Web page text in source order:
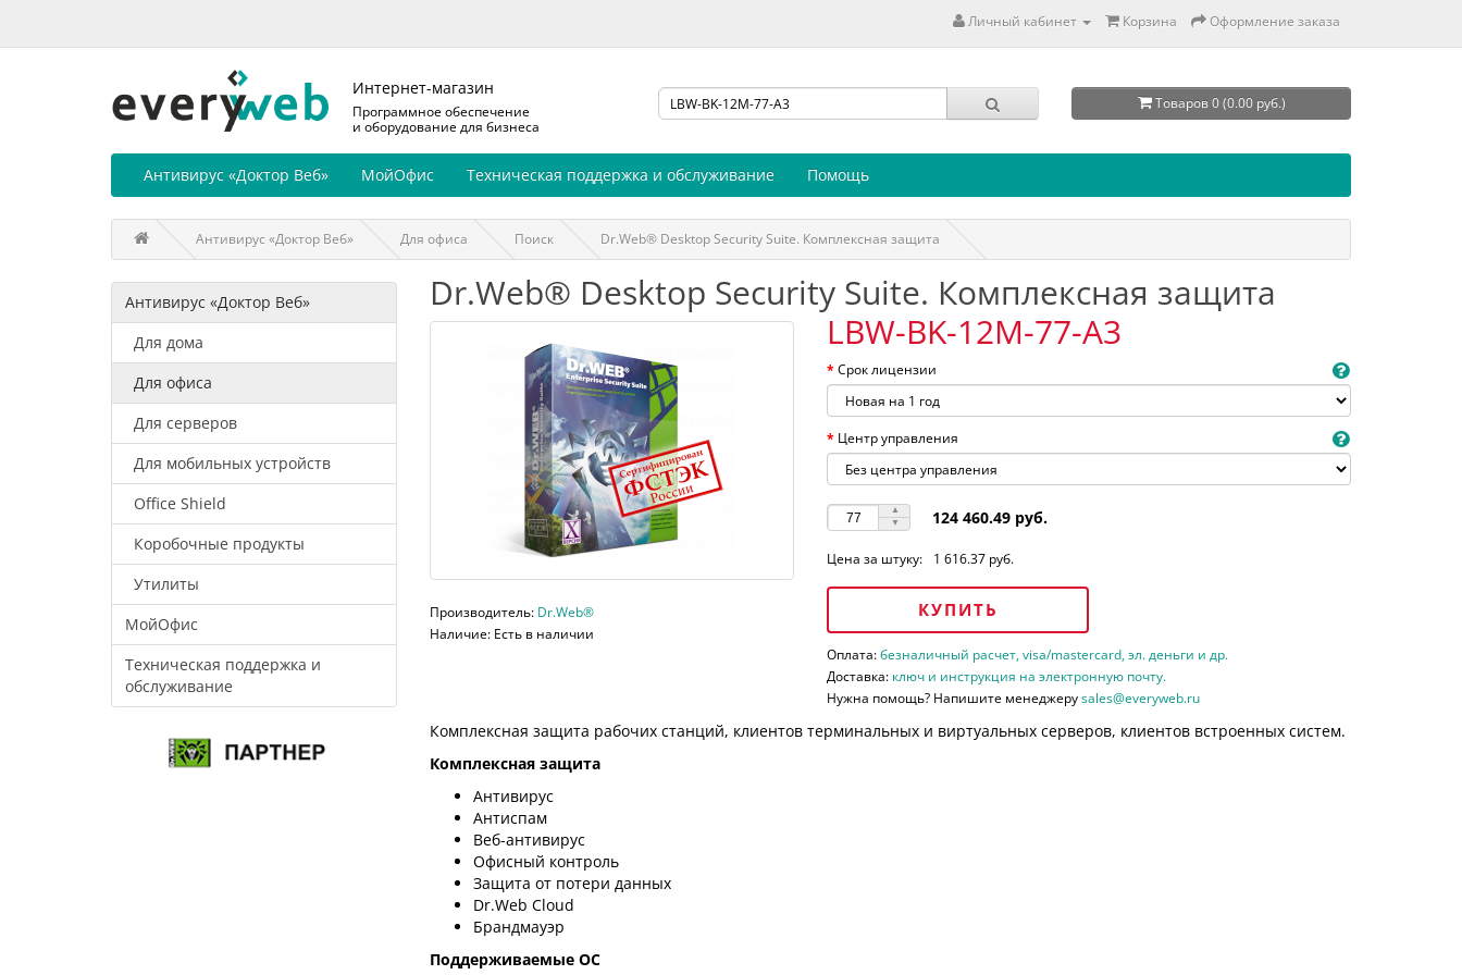
Личный кабинет Корзина Оформление заказа
Интернет-магазин
Программное обеспечение
и оборудование для бизнеса
Товаров 0 (0.00 руб.)
Антивирус «Доктор Веб» МойОфис Техническая поддержка и обслуживание Помощь
Антивирус «Доктор Веб» Для офиса Поиск Dr.Web® Desktop Security Suite. Комплексная защита
Антивирус «Доктор Веб»
Для дома
Для офиса
Для серверов
Для мобильных устройств
Office Shield
Коробочные продукты
Утилиты
МойОфис
Техническая поддержка и
обслуживание
Dr.Web® Desktop Security Suite. Комплексная защита
Производитель: Dr.Web®
Наличие: Есть в наличии
LBW-BK-12M-77-A3
Срок лицензии
Центр управления
124 460.49 руб.
Цена за штуку: 1 616.37 руб.
КУПИТЬ
Оплата:безналичный расчет, visa/mastercard, эл. деньги и др.
Доставка: ключ и инструкция на электронную почту.
Нужна помощь? Напишите менеджеруsales@everyweb.ru
Комплексная защита рабочих станций, клиентов терминальных и виртуальных серверов, клиентов встроенных систем.
Комплексная защита
Антивирус
Антиспам
Веб-антивирус
Офисный контроль
Защита от потери данных
Dr.Web Cloud
Брандмауэр
Поддерживаемые ОС